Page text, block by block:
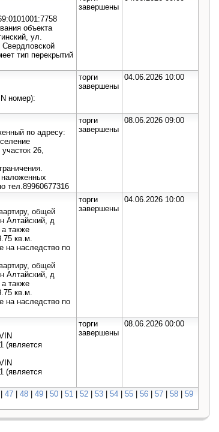
объекта
ул.
тип перекрытий
завершены
номер):
торги
завершены
04.06.2026 10:00
по адресу:
26,
тел.89960677316
торги
завершены
08.06.2026 09:00
общей
Алтайский, д
также
кв.м.
на наследство по
общей
Алтайский, д
также
кв.м.
на наследство по
торги
завершены
04.06.2026 10:00
(является
(является
торги
завершены
08.06.2026 00:00
| 47 | 48 | 49 | 50 | 51 | 52 | 53 | 54 | 55 | 56 | 57 | 58 | 59